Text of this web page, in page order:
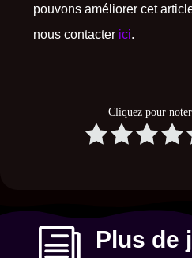
pouvons améliorer cet
nous contacter ici.
Cliquez pour
Plus de